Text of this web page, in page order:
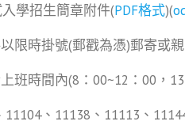
學招生簡章附件(PDF格式)(
限時掛號(郵戳為憑)郵寄或
時間內(8：00~12：00，13
、11138、11113、